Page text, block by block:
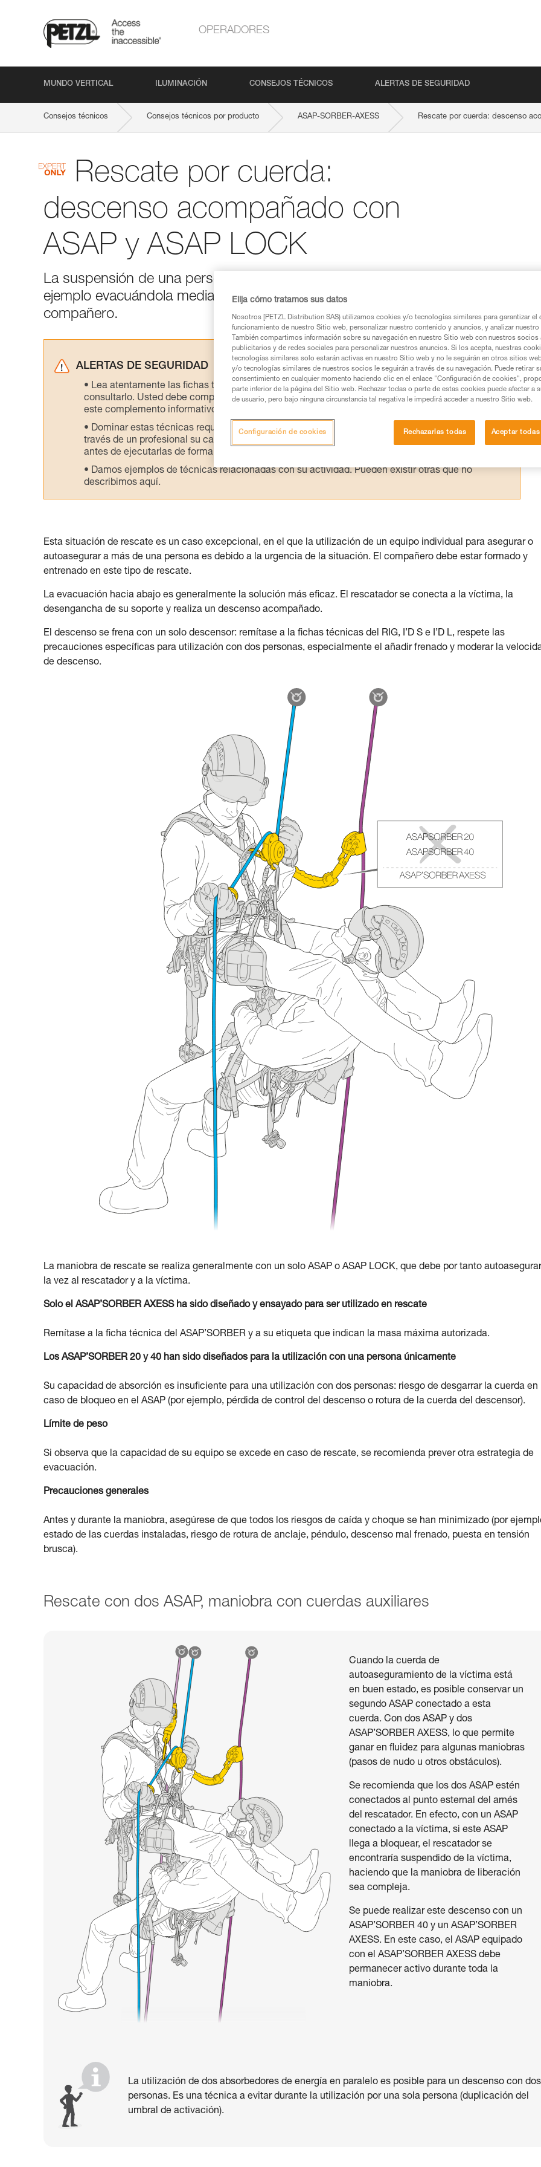
OPERADORES
MUNDO VERTICAL ILUMINACIÓN CONSEJOS TÉCNICOS ALERTAS DE SEGURIDAD
Consejos técnicos Consejos técnicos por producto ASAP-SORBER-AXESS Rescate por cuerda: descenso
Rescate por cuerda:
descenso acompañado con
ASAP y ASAP LOCK
La suspensión de una persona herida en un arnés debe tratarse rápidamente,
ejemplo evacuándola mediante un descenso acompañado realizado por su
compañero.
ALERTAS DE SEGURIDAD
Lea atentamente las fichas técnicas de los productos utilizados en este consejo antes de
consultarlo. Usted debe comprender la información de la ficha técnica para poder comprender
este complemento informativo.
Dominar estas técnicas requiere una formación y un entrenamiento específico. Confirme a
través de un profesional su capacidad para ejecutar estas técnicas, solo y con total seguridad,
antes de ejecutarlas de forma autónoma.
Damos ejemplos de técnicas relacionadas con su actividad. Pueden existir otras que no
describimos aquí.
Esta situación de rescate es un caso excepcional, en el que la utilización de un equipo individual para asegurar o
autoasegurar a más de una persona es debido a la urgencia de la situación. El compañero debe estar formado y
entrenado en este tipo de rescate.
La evacuación hacia abajo es generalmente la solución más eficaz. El rescatador se conecta a la víctima, la
desengancha de su soporte y realiza un descenso acompañado.
El descenso se frena con un solo descensor: remítase a la fichas técnicas del RIG, I’D S e I’D L, respete las
precauciones específicas para utilización con dos personas, especialmente el añadir frenado y moderar la
de descenso.
La maniobra de rescate se realiza generalmente con un solo ASAP o ASAP LOCK, que debe por tanto
la vez al rescatador y a la víctima.
Solo el ASAP’SORBER AXESS ha sido diseñado y ensayado para ser utilizado en rescate
Remítase a la ficha técnica del ASAP’SORBER y a su etiqueta que indican la masa máxima autorizada.
Los ASAP’SORBER 20 y 40 han sido diseñados para la utilización con una persona únicamente
Su capacidad de absorción es insuficiente para una utilización con dos personas: riesgo de desgarrar la cuerda en
caso de bloqueo en el ASAP (por ejemplo, pérdida de control del descenso o rotura de la cuerda del descensor).
Límite de peso
Si observa que la capacidad de su equipo se excede en caso de rescate, se recomienda prever otra estrategia de
evacuación.
Precauciones generales
Antes y durante la maniobra, asegúrese de que todos los riesgos de caída y choque se han minimizado (por
estado de las cuerdas instaladas, riesgo de rotura de anclaje, péndulo, descenso mal frenado, puesta en tensión
brusca).
Rescate con dos ASAP, maniobra con cuerdas auxiliares
Cuando la cuerda de
autoaseguramiento de la víctima está
en buen estado, es posible conservar un
segundo ASAP conectado a esta
cuerda. Con dos ASAP y dos
ASAP’SORBER AXESS, lo que permite
ganar en fluidez para algunas maniobras
(pasos de nudo u otros obstáculos).
Se recomienda que los dos ASAP estén
conectados al punto esternal del arnés
del rescatador. En efecto, con un ASAP
conectado a la víctima, si este ASAP
llega a bloquear, el rescatador se
encontraría suspendido de la víctima,
haciendo que la maniobra de liberación
sea compleja.
Se puede realizar este descenso con un
ASAP’SORBER 40 y un ASAP’SORBER
AXESS. En este caso, el ASAP equipado
con el ASAP’SORBER AXESS debe
permanecer activo durante toda la
maniobra.
La utilización de dos absorbedores de energía en paralelo es posible para un descenso con dos
personas. Es una técnica a evitar durante la utilización por una sola persona (duplicación del
umbral de activación).
Elija cómo tratamos sus datos
Nosotros [PETZL Distribution SAS) utilizamos cookies y/o tecnologías similares para garantizar el
funcionamiento de nuestro Sitio web, personalizar nuestro contenido y anuncios, y analizar
También compartimos información sobre su navegación en nuestro Sitio web con nuestros socios
publicitarios y de redes sociales para personalizar nuestros anuncios. Si los acepta, nuestras
tecnologías similares solo estarán activas en nuestro Sitio web y no le seguirán en otros sitios
y/o tecnologías similares de nuestros socios le seguirán a través de su navegación. Puede retirar
consentimiento en cualquier momento haciendo clic en el enlace "Configuración de cookies",
parte inferior de la página del Sitio web. Rechazar todas o parte de estas cookies puede afectar a
de usuario, pero bajo ninguna circunstancia tal negativa le impedirá acceder a nuestro Sitio web.
Rechazarlas todas Aceptar
Configuración de cookies